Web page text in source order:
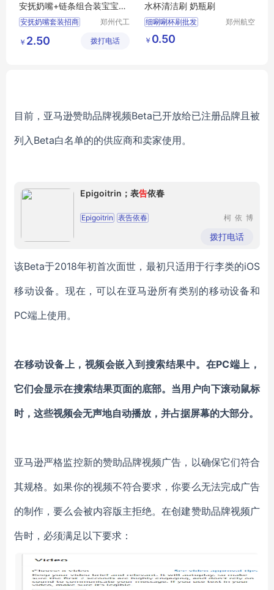
安抚奶嘴+链条组合装宝宝安
睡玩嘴招商代理 批发定制
安抚奶嘴套装招商
卡通安抚奶嘴代理
郑州代工
技有限公
￥ 2.50 拨打电话
水杯清洁刷 奶瓶刷
细唰唰杯刷批发
亚马逊四件套瓶刷
水杯清洁刷
郑州航空
￥ 0.50
目前，亚马逊赞助品牌视频Beta已开放给已注册品牌且被
列入Beta白名单的的供应商和卖家使用。
Epigoitrin；表告依春
Epigoitrin 表告依春
柯依博
科技有限
公司
拨打电话
该Beta于2018年初首次面世，最初只适用于行李类的iOS
移动设备。现在，可以在亚马逊所有类别的移动设备和
PC端上使用。
在移动设备上，视频会嵌入到搜索结果中。在PC端上，
它们会显示在搜索结果页面的底部。当用户向下滚动鼠标
时，这些视频会无声地自动播放，并占据屏幕的大部分。
亚马逊严格监控新的赞助品牌视频广告，以确保它们符合
其规格。如果你的视频不符合要求，你要么无法完成广告
的制作，要么会被内容版主拒绝。在创建赞助品牌视频广
告时，必须满足以下要求：